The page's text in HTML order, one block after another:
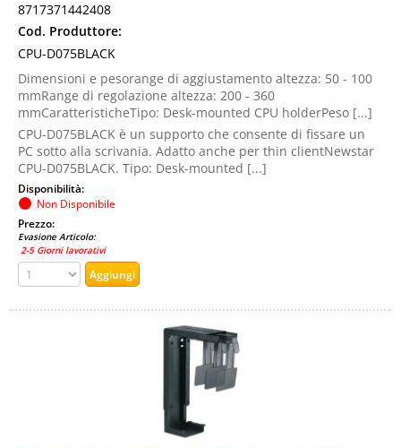
8717371442408
Cod. Produttore:
CPU-D075BLACK
Dimensioni e pesorange di aggiustamento altezza: 50 - 100
mmRange di regolazione altezza: 200 - 360
mmCaratteristicheTipo: Desk-mounted CPU holderPeso [...]
CPU-D075BLACK è un supporto che consente di fissare un
PC sotto alla scrivania. Adatto anche per thin clientNewstar
CPU-D075BLACK. Tipo: Desk-mounted [...]
Disponibilità:
Non Disponibile
Prezzo:
Evasione Articolo:
2-5 Giorni lavorativi